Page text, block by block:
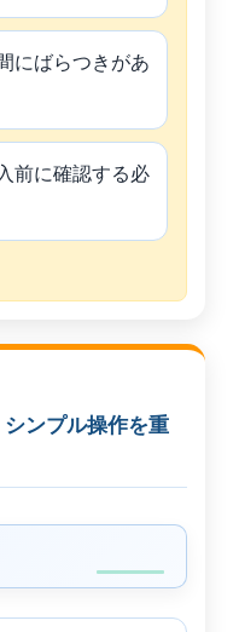
にばらつきがあ
前に確認する必
ンプル操作を重